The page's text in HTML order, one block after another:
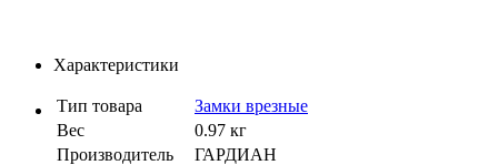
Характеристики
Тип товара
Замки врезные
Вес
0.97 кг
Производитель
ГАРДИАН